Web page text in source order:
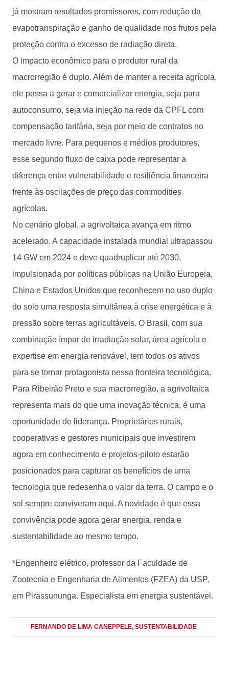
já mostram resultados promissores, com redução da
evapotranspiração e ganho de qualidade nos frutos pela
proteção contra o excesso de radiação direta.
O impacto econômico para o produtor rural da
macrorregião é duplo. Além de manter a receita agrícola,
ele passa a gerar e comercializar energia, seja para
autoconsumo, seja via injeção na rede da CPFL com
compensação tarifária, seja por meio de contratos no
mercado livre. Para pequenos e médios produtores,
esse segundo fluxo de caixa pode representar a
diferença entre vulnerabilidade e resiliência financeira
frente às oscilações de preço das commodities
agrícolas.
No cenário global, a agrivoltaica avança em ritmo
acelerado. A capacidade instalada mundial ultrapassou
14 GW em 2024 e deve quadruplicar até 2030,
impulsionada por políticas públicas na União Europeia,
China e Estados Unidos que reconhecem no uso duplo
do solo uma resposta simultânea à crise energética e à
pressão sobre terras agricultáveis. O Brasil, com sua
combinação ímpar de irradiação solar, área agrícola e
expertise em energia renovável, tem todos os ativos
para se tornar protagonista nessa fronteira tecnológica.
Para Ribeirão Preto e sua macrorregião, a agrivoltaica
representa mais do que uma inovação técnica, é uma
oportunidade de liderança. Proprietários rurais,
cooperativas e gestores municipais que investirem
agora em conhecimento e projetos-piloto estarão
posicionados para capturar os benefícios de uma
tecnologia que redesenha o valor da terra. O campo e o
sol sempre conviveram aqui. A novidade é que essa
convivência pode agora gerar energia, renda e
sustentabilidade ao mesmo tempo.
*Engenheiro elétrico, professor da Faculdade de
Zootecnia e Engenharia de Alimentos (FZEA) da USP,
em Pirassununga. Especialista em energia sustentável.
FERNANDO DE LIMA CANEPPELE, SUSTENTABILIDADE